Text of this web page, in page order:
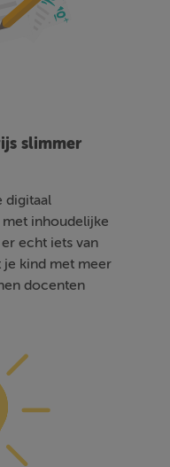
slimmer
digitaal
inhoudelijke
echt iets van
je kind met meer
docenten